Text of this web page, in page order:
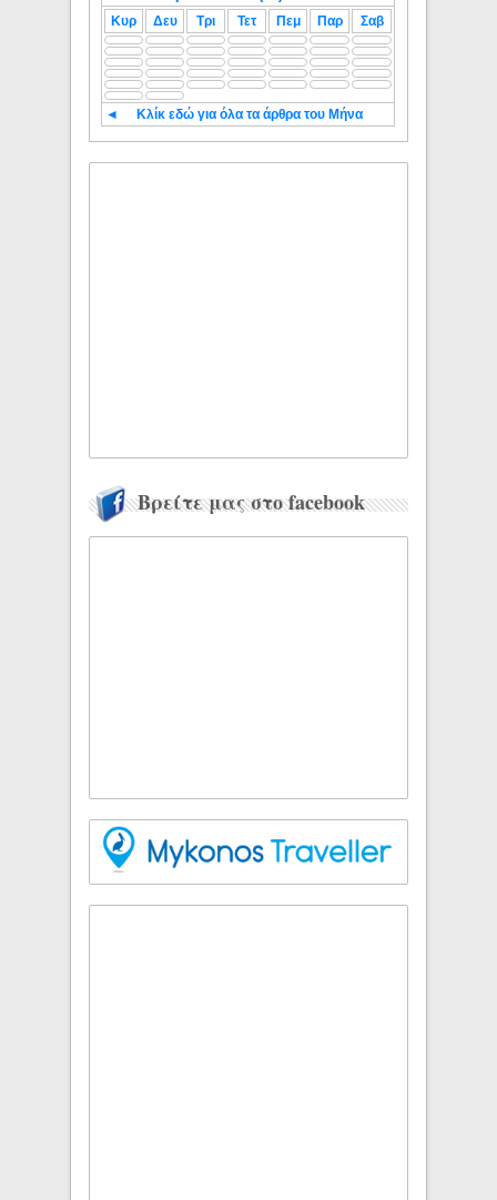
Κυρ Δευ Τρι Τετ Πεμ Παρ Σαβ
◄ Κλίκ εδώ για όλα τα άρθρα του Μήνα
Βρείτε μας στο facebook